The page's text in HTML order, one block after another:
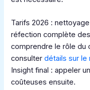
Tarifs 2026 :
réfection complète
comprendre le rôle du
consulterdétails sur le
Insight final : appeler
coûteuses ensuite.